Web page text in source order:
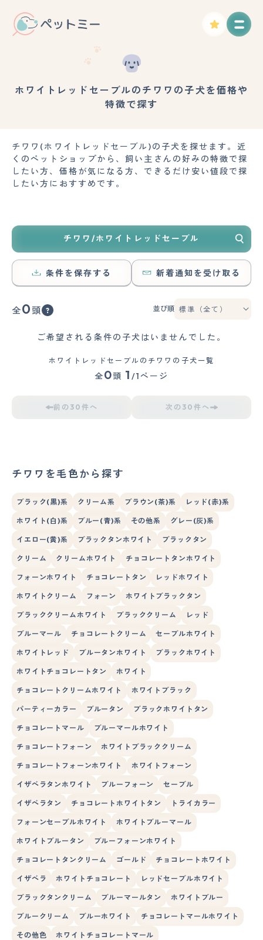
ホワイトレッドセーブルのチワワの子犬を価格や
特徴で探す
チワワ(ホワイトレッドセーブル)の子犬を探せます。近
くのペットショップから、飼い主さんの好みの特徴で探
したい方、価格が気になる方、できるだけ安い値段で探
したい方におすすめです。
チワワ/ホワイトレッドセーブル
条件を保存する 新着通知を受け取る
全0 頭 並び順
ご希望される条件の子犬はいませんでした。
ホワイトレッドセーブルのチワワの子犬一覧
全0頭 1 /1ページ
前の30件へ 次の30件へ
チワワを毛色から探す
ブラック(黒)系 クリーム系 ブラウン(茶)系 レッド(赤)系
ホワイト(白)系 ブルー(青)系 その他系 グレー(灰)系
イエロー(黄)系 ブラックタンホワイト ブラックタン
クリーム クリームホワイト チョコレートタンホワイト
フォーンホワイト チョコレートタン レッドホワイト
ホワイトクリーム フォーン ホワイトブラックタン
ブラッククリームホワイト ブラッククリーム レッド
ブルーマール チョコレートクリーム セーブルホワイト
ホワイトレッド ブルータンホワイト ブラックホワイト
ホワイトチョコレートタン ホワイト
チョコレートクリームホワイト ホワイトブラック
パーティーカラー ブルータン ブラックホワイトタン
チョコレートマール ブルーマールホワイト
チョコレートフォーン ホワイトブラッククリーム
チョコレートフォーンホワイト ホワイトフォーン
イザベラタンホワイト ブルーフォーン セーブル
イザベラタン チョコレートホワイトタン トライカラー
フォーンセーブルホワイト ホワイトブルーマール
ホワイトブルータン ブルーフォーンホワイト
チョコレートタンクリーム ゴールド チョコレートホワイト
イザベラ ホワイトチョコレート レッドセーブルホワイト
ブラックタンクリーム ブルーマールタン ホワイトブルー
ブルークリーム ブルーホワイト チョコレートマールホワイト
その他色 ホワイトチョコレートマール